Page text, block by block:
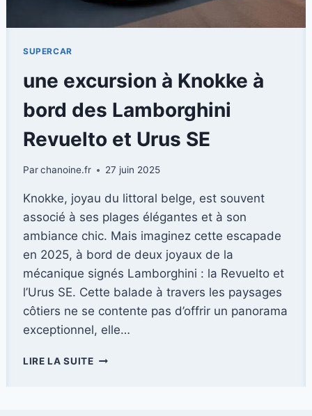
SUPERCAR
une excursion à Knokke à
bord des Lamborghini
Revuelto et Urus SE
Parchanoine.fr 27 juin 2025
Knokke, joyau du littoral belge, est souvent
associé à ses plages élégantes et à son
ambiance chic. Mais imaginez cette escapade
en 2025, à bord de deux joyaux de la
mécanique signés Lamborghini : la Revuelto et
l’Urus SE. Cette balade à travers les paysages
côtiers ne se contente pas d’offrir un panorama
exceptionnel, elle…
LIRE LA SUITEUNE